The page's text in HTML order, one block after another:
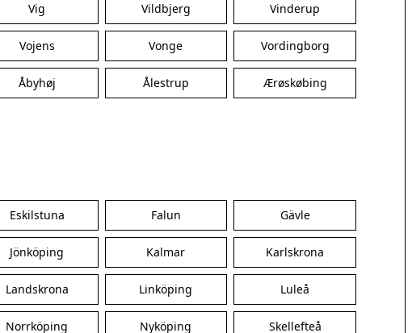
Trustrup
Bramming
Ikast
Lemvig
Nørre Nebel
Oksbøl
Ringkøbing
Vig Vildbjerg Vinderup
Vojens Vonge Vordingborg
Åbyhøj Ålestrup Ærøskøbing
Eskilstuna Falun Gävle
Jönköping Kalmar Karlskrona
Landskrona Linköping Luleå
Norrköping Nyköping Skellefteå